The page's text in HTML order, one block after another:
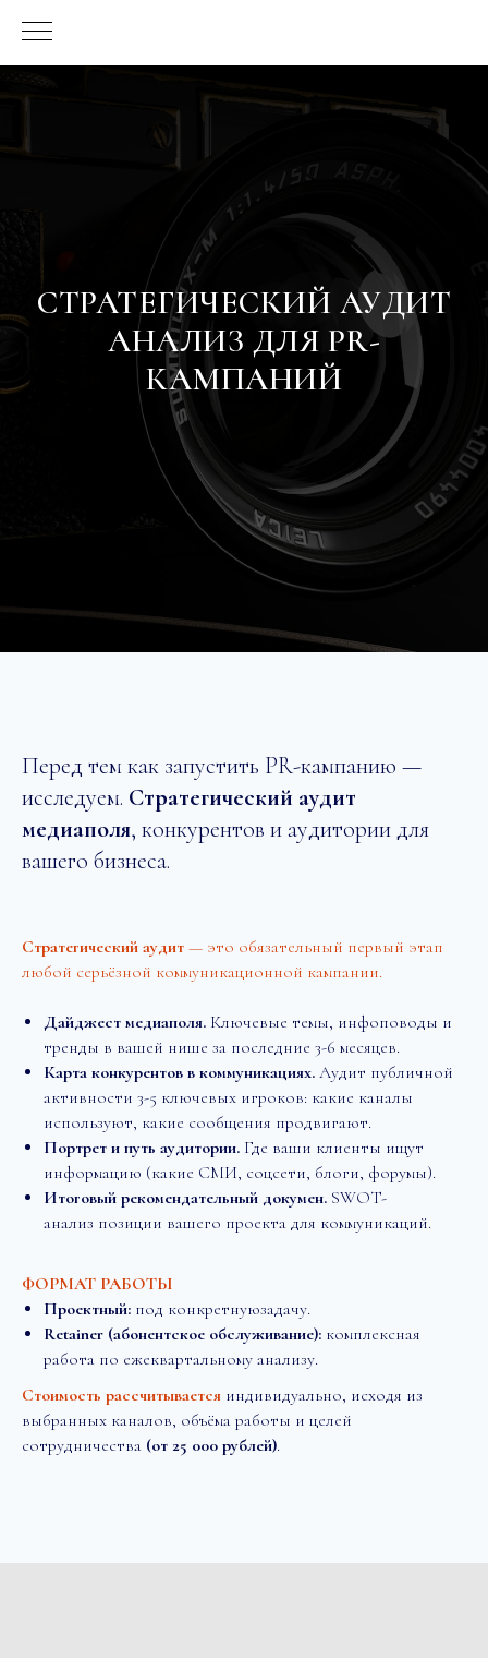
СТРАТЕГИЧЕСКИЙ АУДИТ
АНАЛИЗ ДЛЯ PR-
КАМПАНИЙ
Перед тем как запустить PR-кампанию —
исследуем. Стратегический аудит
медиаполя, конкурентов и аудитории для
вашего бизнеса.
Стратегический аудит — это обязательный первый этап
любой серьёзной коммуникационной кампании.
Дайджест медиаполя. Ключевые темы, инфоповоды и
тренды в вашей нише за последние 3-6 месяцев.
Карта конкурентов в коммуникациях. Аудит публичной
активности 3-5 ключевых игроков: какие каналы
используют, какие сообщения продвигают.
Портрет и путь аудитории. Где ваши клиенты ищут
информацию (какие СМИ, соцсети, блоги, форумы).
Итоговый рекомендательный докумен. SWOT-
анализ позиции вашего проекта для коммуникаций.
ФОРМАТ РАБОТЫ
Проектный: под конкретнуюзадачу.
Retainer (абонентское обслуживание): комплексная
работа по ежеквартальному анализу.
Стоимость рассчитывается индивидуально, исходя из
выбранных каналов, объёма работы и целей
сотрудничества (от 25 000 рублей).